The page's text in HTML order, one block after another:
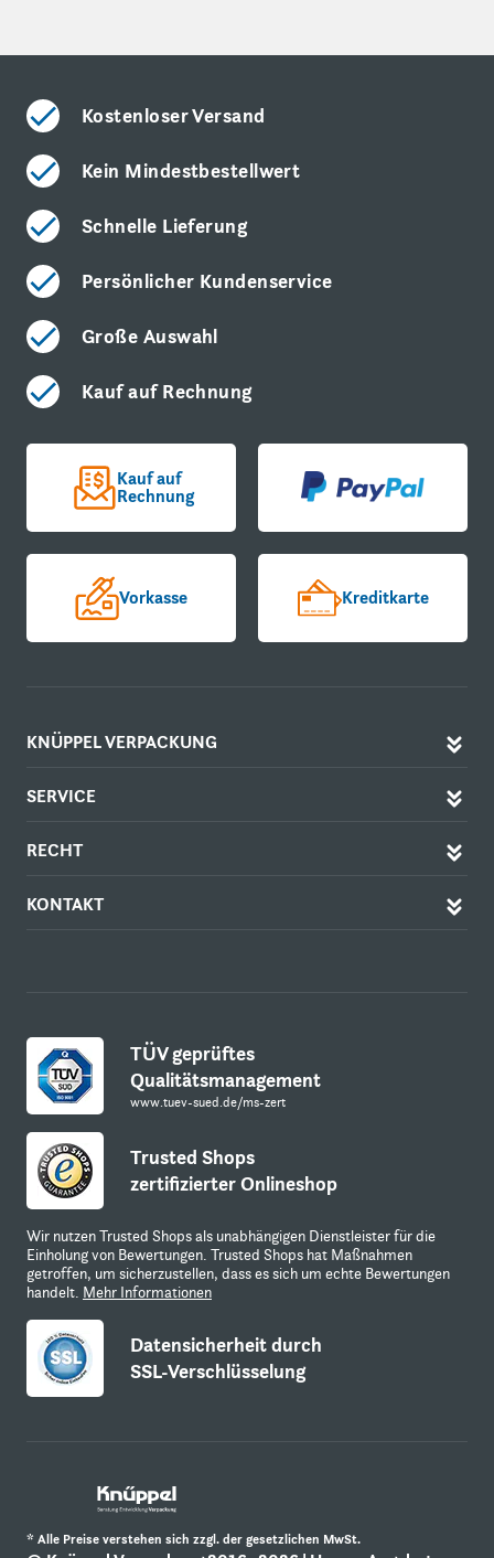
Kostenloser Versand
Kein Mindestbestellwert
Schnelle Lieferung
Persönlicher Kundenservice
Große Auswahl
Kauf auf Rechnung
Kauf auf
Rechnung
Vorkasse Kreditkarte
KNÜPPEL VERPACKUNG
SERVICE
RECHT
KONTAKT
TÜV geprüftes
Qualitätsmanagement
www.tuev-sued.de/ms-zert
Trusted Shops
zertifizierter Onlineshop
Wir nutzen Trusted Shops als unabhängigen Dienstleister für die
Einholung von Bewertungen. Trusted Shops hat Maßnahmen
getroffen, um sicherzustellen, dass es sich um echte Bewertungen
handelt. Mehr Informationen
Datensicherheit durch
SSL-Verschlüsselung
* Alle Preise verstehen sich zzgl. der gesetzlichen MwSt.